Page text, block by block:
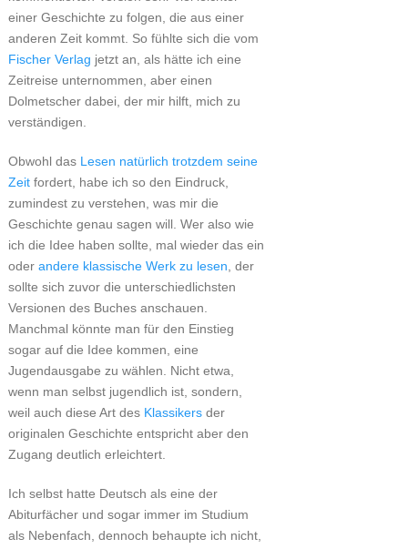
einer Geschichte zu folgen, die aus einer
anderen Zeit kommt. So fühlte sich die vom
Fischer Verlag jetzt an, als hätte ich eine
Zeitreise unternommen, aber einen
Dolmetscher dabei, der mir hilft, mich zu
verständigen.
Obwohl das Lesen natürlich trotzdem seine
Zeitfordert, habe ich so den Eindruck,
zumindest zu verstehen, was mir die
Geschichte genau sagen will. Wer also wie
ich die Idee haben sollte, mal wieder das ein
oder andere klassische Werk zu lesen , der
sollte sich zuvor die unterschiedlichsten
Versionen des Buches anschauen.
Manchmal könnte man für den Einstieg
sogar auf die Idee kommen, eine
Jugendausgabe zu wählen. Nicht etwa,
wenn man selbst jugendlich ist, sondern,
weil auch diese Art des Klassikersder
originalen Geschichte entspricht aber den
Zugang deutlich erleichtert.
Ich selbst hatte Deutsch als eine der
Abiturfächer und sogar immer im Studium
als Nebenfach, dennoch behaupte ich nicht,